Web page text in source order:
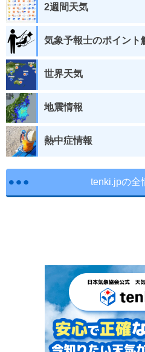
2週間天気
気象予報士のポイント
世界天気
地震情報
熱中症情報
tenki.jpの全